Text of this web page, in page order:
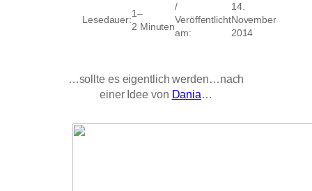
)
ein
Bild…
Lesedauer:
1–
2 Minuten
/
Veröffentlicht
am:
14.
November
2014
…sollte es eigentlich werden…nach
einer Idee von Dania…